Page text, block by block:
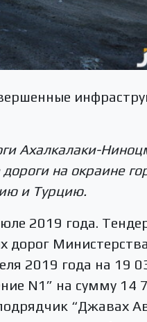
Ахалкалаки-
на окраине
и Турцию.
2019 года.
дорог Министерства
2019 года на 19
N1” на сумму 14
“Джавах